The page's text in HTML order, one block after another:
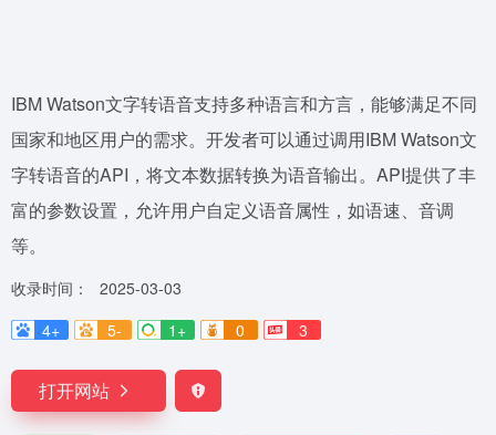
IBM Watson文字转语音支持多种语言和方言，能够满足不同
国家和地区用户的需求。开发者可以通过调用IBM Watson文
字转语音的API，将文本数据转换为语音输出。API提供了丰
富的参数设置，允许用户自定义语音属性，如语速、音调
等。
收录时间：
2025-03-03
4+
5- 1+ 0 3
打开网站